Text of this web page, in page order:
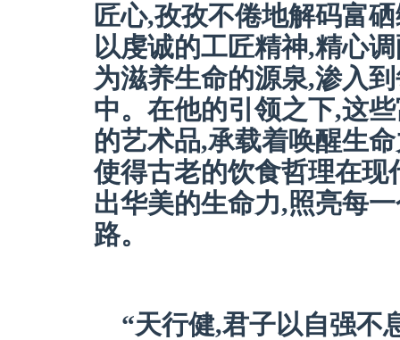
匠心,孜孜不倦地解码富
以虔诚的工匠精神,精心
为滋养生命的源泉,渗入
中。在他的引领之下,这
的艺术品,承载着唤醒生
使得古老的饮食哲理在
出华美的生命力,照亮每
路。
“天行健,君子以自强不